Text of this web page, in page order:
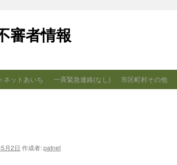
審者情報
ネットあいち 一斉緊急連絡(なし) 市区町村その他
月2日 作成者:patnet